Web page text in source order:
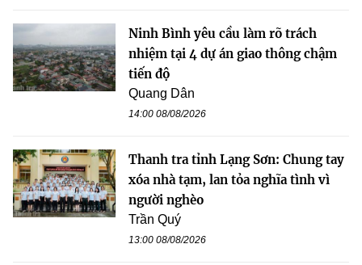
Ninh Bình yêu cầu làm rõ trách
nhiệm tại 4 dự án giao thông chậm
tiến độ
Quang Dân
14:00 08/08/2026
Thanh tra tỉnh Lạng Sơn: Chung tay
xóa nhà tạm, lan tỏa nghĩa tình vì
người nghèo
Trần Quý
13:00 08/08/2026